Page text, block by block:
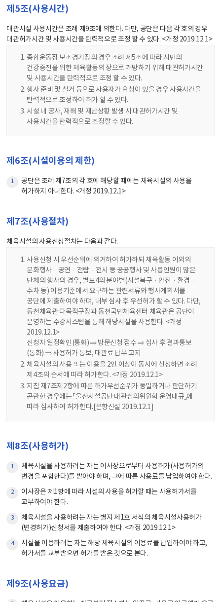
제5조(사용시간)
대관시설 사용시간은 조례 제9조에 의한다. 다만, 공단은 다음 각 호의 경우
대관허가시간 및 사용시간을 탄력적으로 조정 할 수 있다. <개정 2019.12.1>
종합운동장 보조경기장의 경우 조례 제5조에 따라 시민의
건강증진을 위한 체육활동의 장으로 개방하기 위해 대관허가시간
및 사용시간을 탄력적으로 조정 할 수 있다.
행사 준비 및 철거 등으로 사용자가 요청이 있을 경우 사용시간을
탄력적으로 조정하여 허가 할 수 있다.
시설 내 공사, 재해 및 재난상황 발생 시 대관허가시간 및
사용시간을 탄력적으로 조정할 수 있다.
제6조(시설이용의 제한)
1
공단은 조례 제7조의 각 호에 해당할 때에는 체육시설의 사용을
허가하지 아니한다. <개정 2019.12.1>
제7조(사용절차)
체육시설의 사용신청절차는 다음과 같다.
사용신청 시 우선순위에 의거하여 허가하되 체육활동 이외의
문화행사·공연·전람·전시 등 공공행사 및 사용인원이 많은
단체의 행사의 경우, 별표4의 분야별(시설복구·안전·환경·
주차 등) 이용기준에서 요구하는 관련서류와 행사계획서를
공단에 제출하여야 하며, 내부 심사 후 우선허가 할 수 있다. 다만,
동천체육관 다목적구장과 동천국민체육센터 체육관은 공단이
운영하는 수강시스템을 통해 해당시설을 사용한다. <개정
2019.12.1>
신청자 일정확인(통화) ⇒ 방문신청 접수 ⇒ 심사 후 결과통보
(통화) ⇒ 사용허가 통보, 대관료 납부 고지
체육시설의 사용 또는 이용을 2인 이상이 동시에 신청하면 조례
제4조의 순서에 따라 허가한다. <개정 2019.12.1>
지침 제7조제2항에 따른 허가우선순위가 동일하거나 판단하기
곤란한 경우에는 「울산시설공단 대관심의위원회 운영내규」에
따라 심사하여 허가한다.[본항신설 2019.12.1]
제8조(사용허가)
1
체육시설을 사용하려는 자는 이사장으로부터 사용허가(사용허가의
변경을 포함한다)를 받아야 하며, 그에 따른 사용료를 납입하여야 한다.
2
이사장은 제1항에 따라 시설의 사용을 허가할 때는 사용허가서를
교부하여야 한다.
3
체육시설을 사용하려는 자는 별지 제1호 서식의 체육시설사용허가
(변경허가)신청서를 제출하여야 한다. <개정 2019.12.1>
4
시설을 이용하려는 자는 해당 체육시설의 이용료를 납입하여야 하고,
허가서를 교부받으면 허가를 받은 것으로 본다.
제9조(사용요금)